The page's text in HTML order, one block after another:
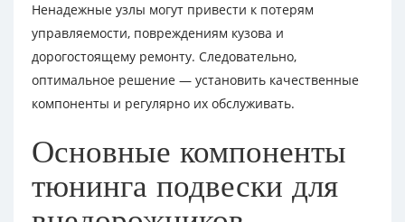
Ненадежные узлы могут привести к потерям
управляемости, повреждениям кузова и
дорогостоящему ремонту. Следовательно,
оптимальное решение — установить качественные
компоненты и регулярно их обслуживать.
Основные компоненты
тюнинга подвески для